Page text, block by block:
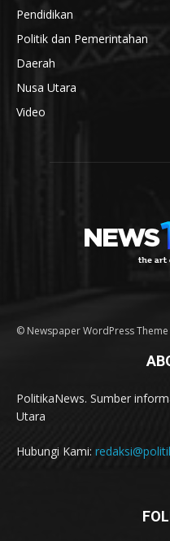
Pendidikan
Politik dan Pemerintahan
Daerah
Nusa Utara
Video
© Newspaper WordPress
PolitikaNews. Sumber
Utara
Hubungi Kami: